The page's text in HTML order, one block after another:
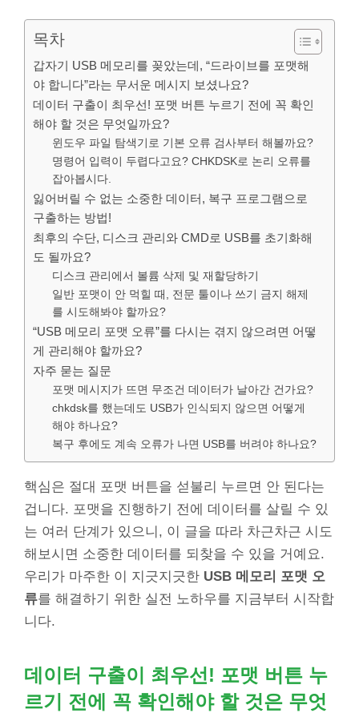
목차
갑자기 USB 메모리를 꽂았는데, “드라이브를 포맷해
야 합니다”라는 무서운 메시지 보셨나요?
데이터 구출이 최우선! 포맷 버튼 누르기 전에 꼭 확인
해야 할 것은 무엇일까요?
윈도우 파일 탐색기로 기본 오류 검사부터 해볼까요?
명령어 입력이 두렵다고요? CHKDSK로 논리 오류를
잡아봅시다.
잃어버릴 수 없는 소중한 데이터, 복구 프로그램으로
구출하는 방법!
최후의 수단, 디스크 관리와 CMD로 USB를 초기화해
도 될까요?
디스크 관리에서 볼륨 삭제 및 재할당하기
일반 포맷이 안 먹힐 때, 전문 툴이나 쓰기 금지 해제
를 시도해봐야 할까요?
“USB 메모리 포맷 오류”를 다시는 겪지 않으려면 어떻
게 관리해야 할까요?
자주 묻는 질문
포맷 메시지가 뜨면 무조건 데이터가 날아간 건가요?
chkdsk를 했는데도 USB가 인식되지 않으면 어떻게
해야 하나요?
복구 후에도 계속 오류가 나면 USB를 버려야 하나요?
핵심은 절대 포맷 버튼을 섣불리 누르면 안 된다는
겁니다. 포맷을 진행하기 전에 데이터를 살릴 수 있
는 여러 단계가 있으니, 이 글을 따라 차근차근 시도
해보시면 소중한 데이터를 되찾을 수 있을 거예요.
우리가 마주한 이 지긋지긋한 USB 메모리 포맷 오
류를 해결하기 위한 실전 노하우를 지금부터 시작합
니다.
데이터 구출이 최우선! 포맷 버튼 누
르기 전에 꼭 확인해야 할 것은 무엇